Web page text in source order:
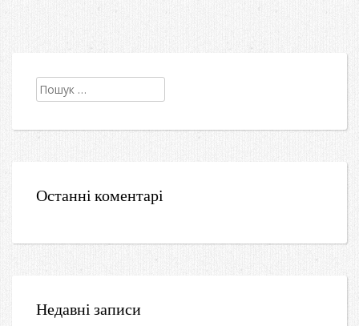
Пошук:
Останні коментарі
Недавні записи